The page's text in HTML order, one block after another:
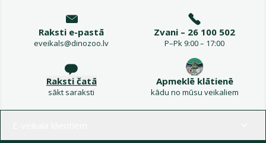
Raksti e-pastā
eveikals@dinozoo.lv
Zvani – 26 100 502
P–Pk 9:00 – 17:00
Raksti čatā
sākt saraksti
Apmeklē klātienē
kādu no mūsu veikaliem